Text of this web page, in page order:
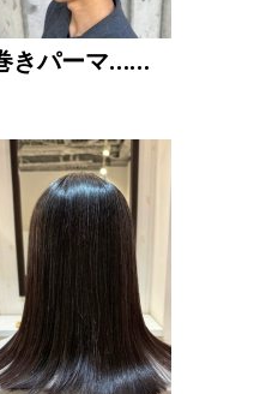
きパーマ……